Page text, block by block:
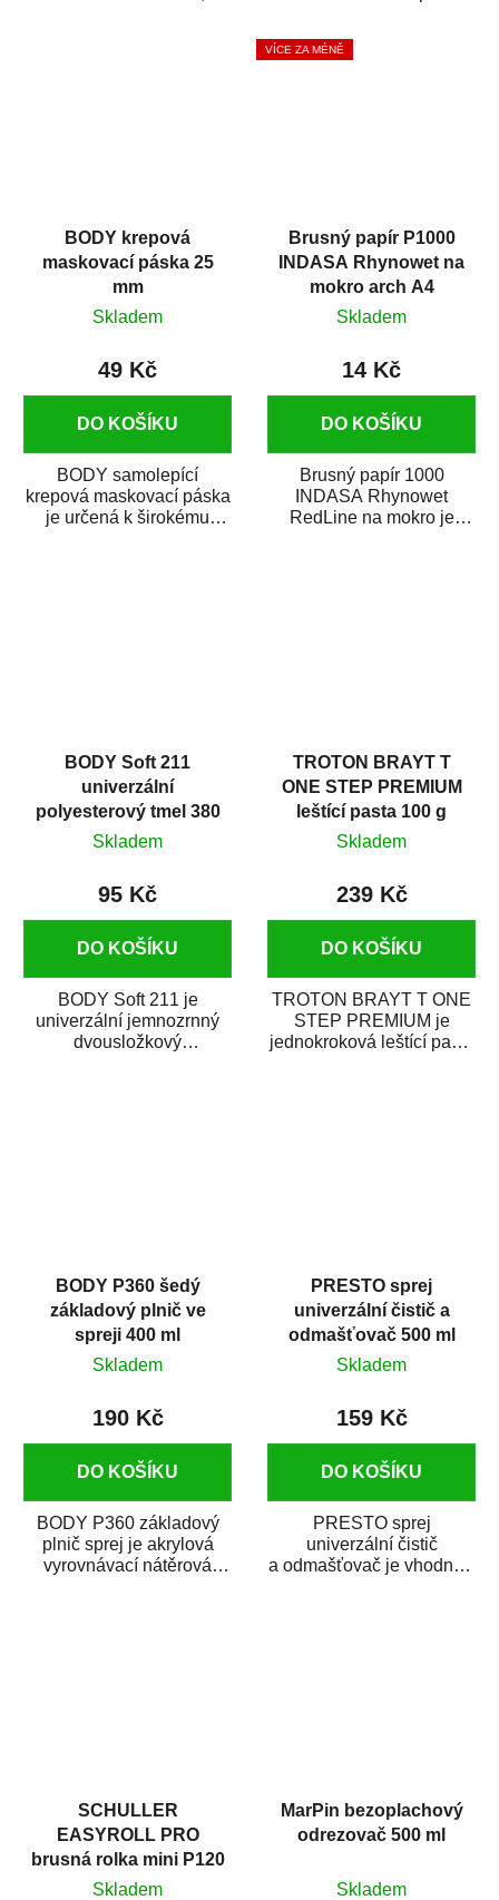
vrchních...
BODY krepová
maskovací páska 25
mm
Skladem
49 Kč
DO KOŠÍKU
BODY samolepící
krepová maskovací páska
je určená k širokému
VÍCE ZA MÉNĚ
Brusný papír P1000
INDASA Rhynowet na
mokro arch A4
Skladem
14 Kč
DO KOŠÍKU
Brusný papír 1000
INDASA Rhynowet
RedLine na mokro je
BODY Soft 211
univerzální
polyesterový tmel 380
g
Skladem
95 Kč
DO KOŠÍKU
BODY Soft 211 je
univerzální jemnozrnný
dvousložkový
TROTON BRAYT T
ONE STEP PREMIUM
leštící pasta 100 g
Skladem
239 Kč
DO KOŠÍKU
TROTON BRAYT T ONE
STEP PREMIUM je
jednokroková leštící pasta
BODY P360 šedý
základový plnič ve
spreji 400 ml
Skladem
190 Kč
DO KOŠÍKU
BODY P360 základový
plnič sprej je akrylová
vyrovnávací nátěrová
PRESTO sprej
univerzální čistič a
odmašťovač 500 ml
Skladem
159 Kč
DO KOŠÍKU
PRESTO sprej
univerzální čistič
a odmašťovač je vhodný k
SCHULLER
EASYROLL PRO
brusná rolka mini P120
Skladem
MarPin bezoplachový
odrezovač 500 ml
Skladem